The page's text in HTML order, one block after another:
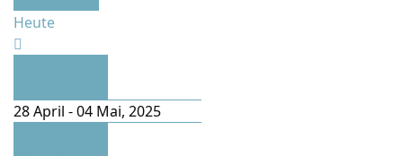
Heute
28 April - 04 Mai, 2025